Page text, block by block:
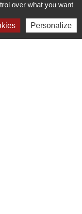
over what you want
Personalize